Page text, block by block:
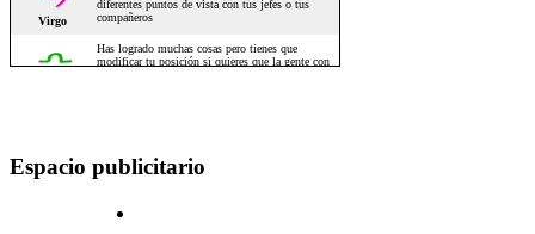
Espacio publicitario